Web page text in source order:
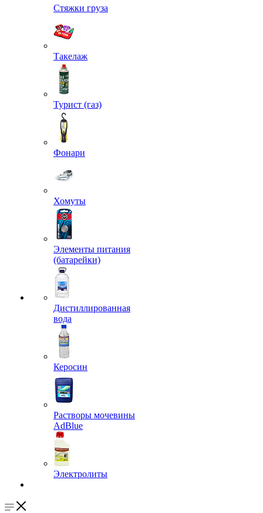
Стяжки груза
Такелаж
Турист (газ)
Фонари
Хомуты
Элементы питания
(батарейки)
Дистиллированная
вода
Керосин
Растворы мочевины
AdBlue
Электролиты